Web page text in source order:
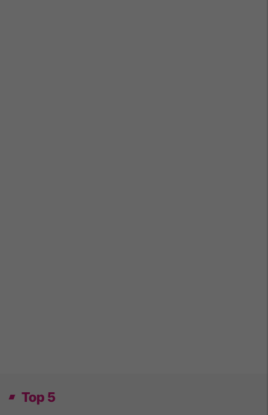
Top 5